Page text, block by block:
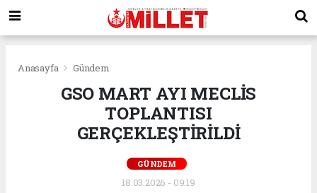
Anasayfa Gündem
GSO MART AYI MECLİS
TOPLANTISI
GERÇEKLEŞTİRİLDİ
GÜNDEM
18.03.2026 - 09:19